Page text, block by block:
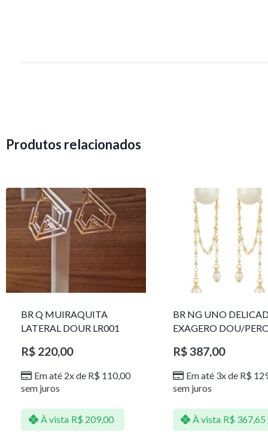
Produtos relacionados
BR Q MUIRAQUITA
LATERAL DOUR LR001
R$220,00
Em até 2x de R$ 110,00
sem juros
À vista R$ 209,00
BR NG UNO
EXAGERO DOU/
R$387,00
Em até 3x de R$
sem juros
À vista R$ 367,65